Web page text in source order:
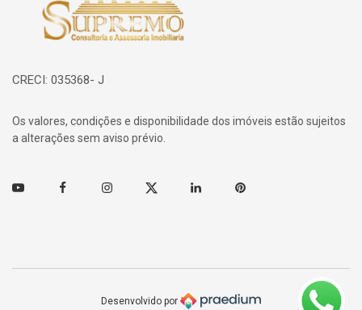
CRECI: 035368- J
Os valores, condições e disponibilidade dos imóveis estão sujeitos
a alterações sem aviso prévio.
Youtube FacebookInstagramTwitter Linkedin Pinterest
Desenvolvido por